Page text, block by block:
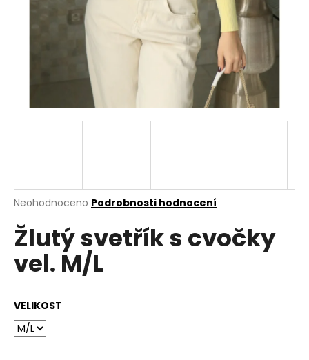
Průměrné
produktu
je
z
Neohodnoceno Podrobnosti hodnocení
Žlutý svetřík s cvočky
vel. M/L
VELIKOST
D
o
p
o
č
u
j